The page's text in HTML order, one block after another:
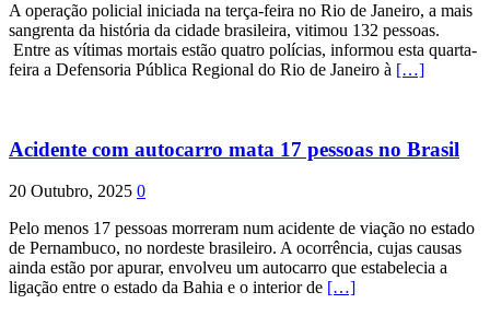
A operação policial iniciada na terça-feira no Rio de Janeiro, a mais
sangrenta da história da cidade brasileira, vitimou 132 pessoas.
Entre as vítimas mortais estão quatro polícias, informou esta quarta-
feira a Defensoria Pública Regional do Rio de Janeiro à […]
Acidente com autocarro mata 17 pessoas no Brasil
20 Outubro, 2025 0
Pelo menos 17 pessoas morreram num acidente de viação no estado
de Pernambuco, no nordeste brasileiro. A ocorrência, cujas causas
ainda estão por apurar, envolveu um autocarro que estabelecia a
ligação entre o estado da Bahia e o interior de […]